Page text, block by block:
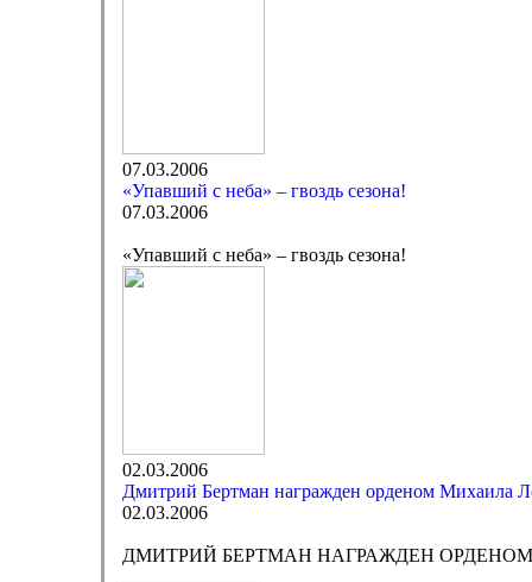
07.03.2006
«Упавший с неба» – гвоздь сезона!
07.03.2006
«Упавший с неба» – гвоздь сезона!
02.03.2006
Дмитрий Бертман награжден орденом Михаила
02.03.2006
ДМИТРИЙ БЕРТМАН НАГРАЖДЕН